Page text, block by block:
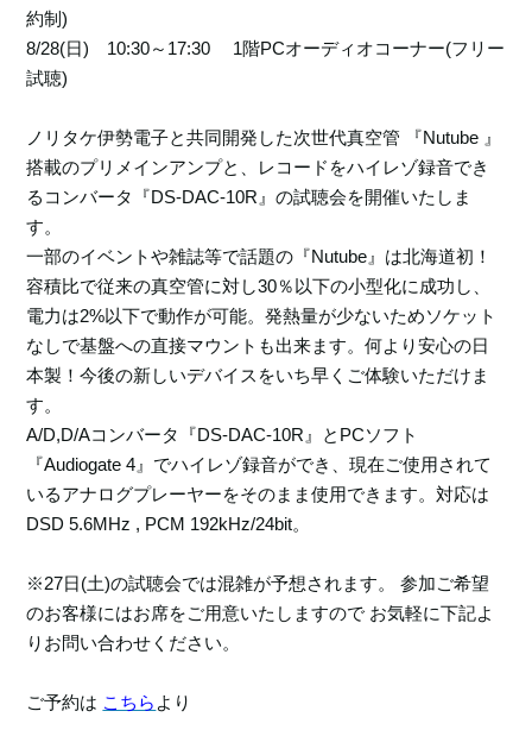
約制)
8/28(日) 10:30～17:30
1階PCオーディオコーナー(フリー
試聴)
ノリタケ伊勢電子と共同開発した次世代真空管 『Nutube 』
搭載のプリメインアンプと、レコードをハイレゾ録音でき
るコンバータ『DS-DAC-10R』の試聴会を開催いたしま
す。
一部のイベントや雑誌等で話題の『Nutube』は北海道初！
容積比で従来の真空管に対し30％以下の小型化に成功し、
電力は2%以下で動作が可能。発熱量が少ないためソケット
なしで基盤への直接マウントも出来ます。何より安心の日
本製！今後の新しいデバイスをいち早くご体験いただけま
す。
A/D,D/Aコンバータ『DS-DAC-10R』とPCソフト
『Audiogate 4』でハイレゾ録音ができ、現在ご使用されて
いるアナログプレーヤーをそのまま使用できます。対応は
DSD 5.6MHz , PCM 192kHz/24bit。
※27日(土)の試聴会では混雑が予想されます。 参加ご希望
のお客様にはお席をご用意いたしますので お気軽に下記よ
りお問い合わせください。
ご予約は こちら より